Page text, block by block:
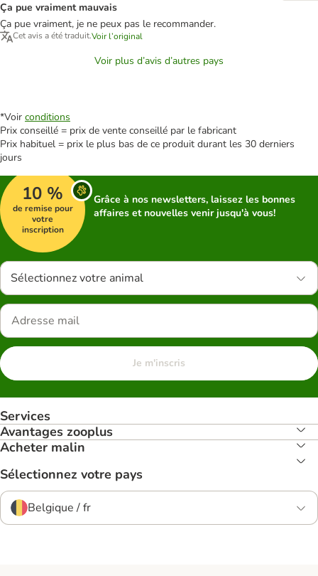
Ça pue vraiment mauvais
Ça pue vraiment, je ne peux pas le recommander.
Cet avis a été traduit.Voir l’original
Voir plus d’avis d’autres pays
*Voir conditions
Prix conseillé = prix de vente conseillé par le fabricant
Prix habituel = prix le plus bas de ce produit durant les 30 derniers
jours
10 %
de remise pour
votre
inscription
Grâce à nos newsletters, laissez les bonnes
affaires et nouvelles venir jusqu'à vous!
Sélectionnez votre animal
Je m'inscris
Services
Avantages zooplus
Acheter malin
Sélectionnez votre pays
Belgique / fr